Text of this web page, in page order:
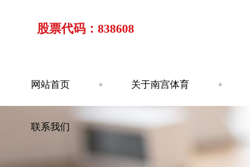
股票代码：838608
网站首页 关于南宫体育
联系我们